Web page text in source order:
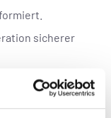
sicherer